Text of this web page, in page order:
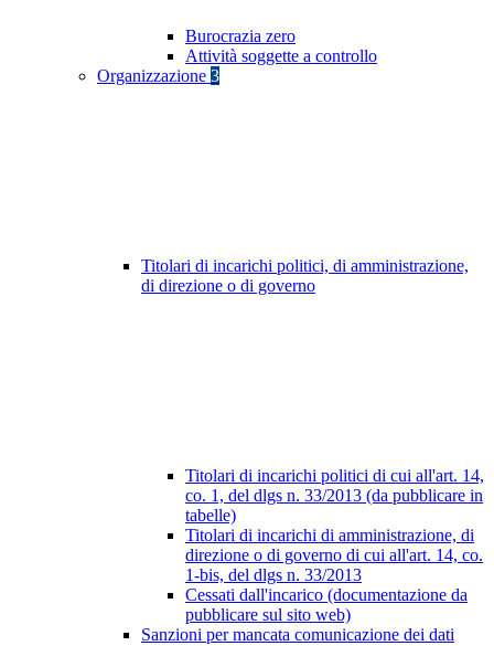
Burocrazia zero
Attività soggette a controllo
Organizzazione 3
Titolari di incarichi politici, di amministrazione,
di direzione o di governo
Titolari di incarichi politici di cui all'art. 14,
co. 1, del dlgs n. 33/2013 (da pubblicare in
tabelle)
Titolari di incarichi di amministrazione, di
direzione o di governo di cui all'art. 14, co.
1-bis, del dlgs n. 33/2013
Cessati dall'incarico (documentazione da
pubblicare sul sito web)
Sanzioni per mancata comunicazione dei dati